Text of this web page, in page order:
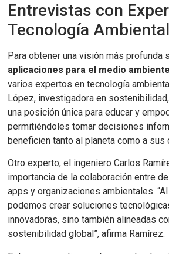
Entrevistas con
Tecnología Ambiental
Para obtener una visión más profunda
aplicaciones para el medio
varios expertos en tecnología
López, investigadora en
una posición única para educar y
permitiéndoles tomar decisiones
beneficien tanto al planeta como a sus
Otro experto, el ingeniero Carlos
importancia de la colaboración entre
apps y organizaciones ambientales.
podemos crear soluciones
innovadoras, sino también alineadas
sostenibilidad global”, afirma Ramírez.